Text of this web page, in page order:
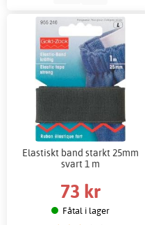
Elastiskt band starkt 25mm
svart 1 m
73 kr
Fåtal i lager